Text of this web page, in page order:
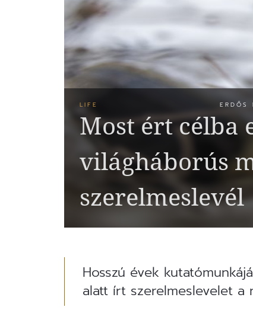
LIFE ERDŐS
Most ért célba
világháborús
szerelmeslevél
Hosszú évek
alatt írt szerelmeslevelet a